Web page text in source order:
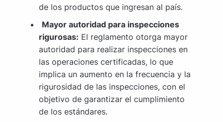
de los productos que ingresan al país.
Mayor autoridad para inspecciones
rigurosas: El reglamento otorga mayor
autoridad para realizar inspecciones en
las operaciones certificadas, lo que
implica un aumento en la frecuencia y la
rigurosidad de las inspecciones, con el
objetivo de garantizar el cumplimiento
de los estándares.